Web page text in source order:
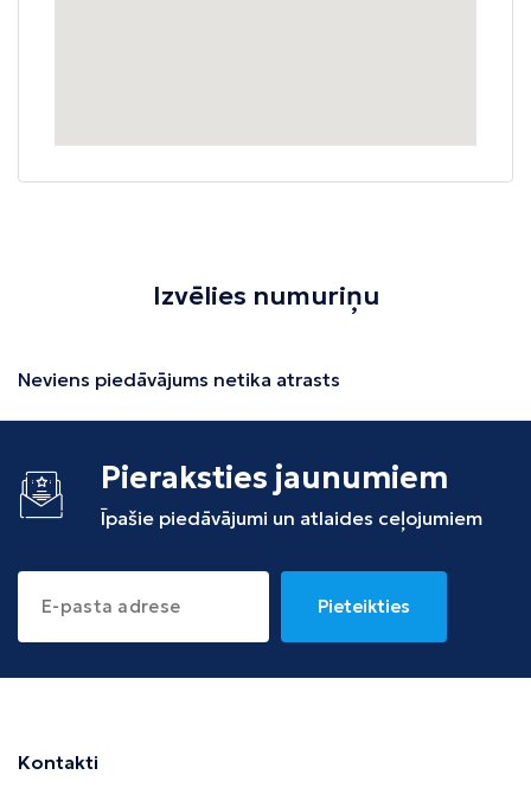
Izvēlies numuriņu
Neviens piedāvājums netika atrasts
Pieraksties jaunumiem
Īpašie piedāvājumi un atlaides ceļojumiem
Pieteikties
Kontakti